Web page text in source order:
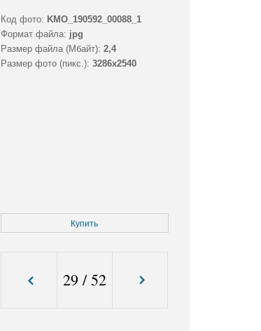
Код фото: KMO_190592_00088_1
Формат файла: jpg
Размер файла (Мбайт): 2,4
Размер фото (пикс.): 3286x2540
Купить
29 /52